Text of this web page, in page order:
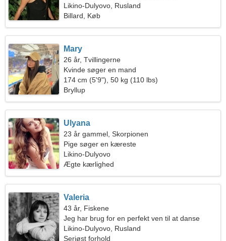
Likino-Dulyovo, Rusland
Billard, Køb
Mary
26 år, Tvillingerne
Kvinde søger en mand
174 cm (5'9"), 50 kg (110 lbs)
Bryllup
Ulyana
23 år gammel, Skorpionen
Pige søger en kæreste
Likino-Dulyovo
Ægte kærlighed
Valeria
43 år, Fiskene
Jeg har brug for en perfekt ven til at danse
sammen
Likino-Dulyovo, Rusland
Seriøst forhold